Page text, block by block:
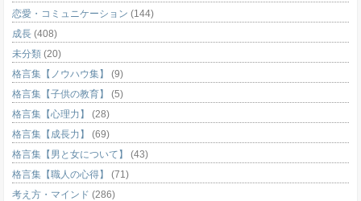
恋愛・コミュニケーション (144)
成長 (408)
未分類 (20)
格言集【ノウハウ集】
(9)
格言集【子供の教育】
(5)
格言集【心理力】
(28)
格言集【成長力】
(69)
格言集【男と女について】
(43)
格言集【職人の心得】
(71)
考え方・マインド (286)